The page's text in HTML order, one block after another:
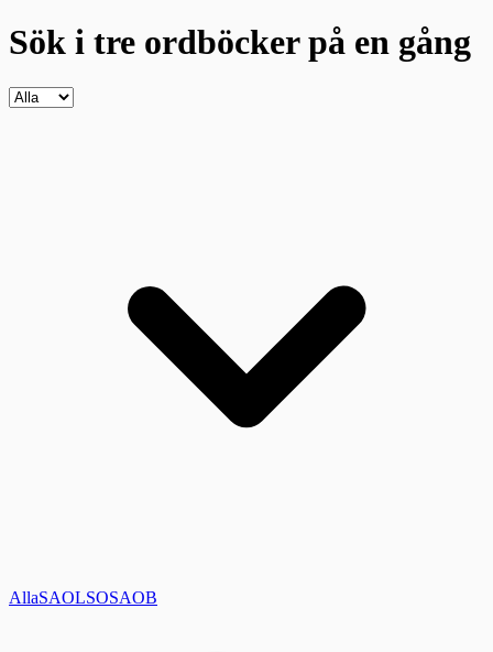
Sök i tre ordböckerpå en gång
AllaSAOLSOSAOB